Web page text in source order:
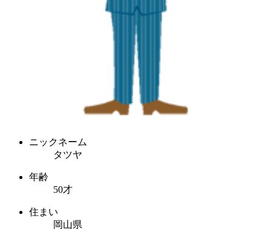
ニックネーム
タツヤ
年齢
50才
住まい
岡山県